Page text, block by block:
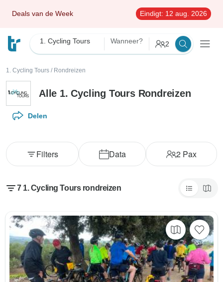
Deals van de Week Eindigt: 12 aug. 2026
1. Cycling Tours Wanneer? 2
1. Cycling Tours / Rondreizen
Alle 1. Cycling Tours Rondreizen
Delen
Data 2 Pax
Filters
7 1. Cycling Tours rondreizen